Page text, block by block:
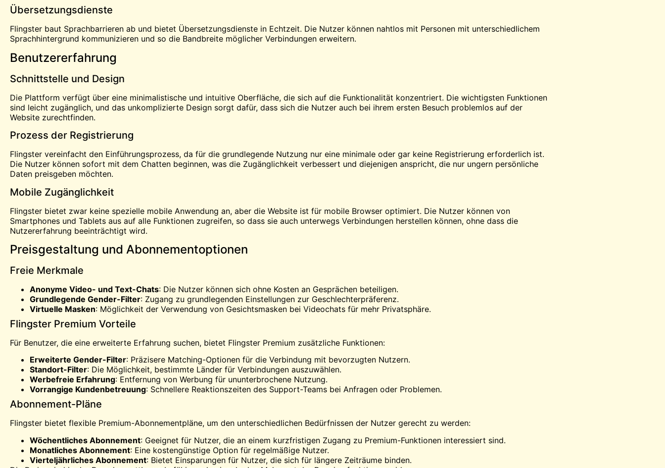
Übersetzungsdienste
Flingster baut Sprachbarrieren ab und bietet Übersetzungsdienste in Echtzeit. Die Nutzer können nahtlos mit Personen mit unterschiedlichem
Sprachhintergrund kommunizieren und so die Bandbreite möglicher Verbindungen erweitern.
Benutzererfahrung
Schnittstelle und Design
Die Plattform verfügt über eine minimalistische und intuitive Oberfläche, die sich auf die Funktionalität konzentriert. Die wichtigsten Funktionen
sind leicht zugänglich, und das unkomplizierte Design sorgt dafür, dass sich die Nutzer auch bei ihrem ersten Besuch problemlos auf der
Website zurechtfinden.
Prozess der Registrierung
Flingster vereinfacht den Einführungsprozess, da für die grundlegende Nutzung nur eine minimale oder gar keine Registrierung erforderlich ist.
Die Nutzer können sofort mit dem Chatten beginnen, was die Zugänglichkeit verbessert und diejenigen anspricht, die nur ungern persönliche
Daten preisgeben möchten.
Mobile Zugänglichkeit
Flingster bietet zwar keine spezielle mobile Anwendung an, aber die Website ist für mobile Browser optimiert. Die Nutzer können von
Smartphones und Tablets aus auf alle Funktionen zugreifen, so dass sie auch unterwegs Verbindungen herstellen können, ohne dass die
Nutzererfahrung beeinträchtigt wird.
Preisgestaltung und Abonnementoptionen
Freie Merkmale
Anonyme Video- und Text-Chats: Die Nutzer können sich ohne Kosten an Gesprächen beteiligen.
Grundlegende Gender-Filter: Zugang zu grundlegenden Einstellungen zur Geschlechterpräferenz.
Virtuelle Masken: Möglichkeit der Verwendung von Gesichtsmasken bei Videochats für mehr Privatsphäre.
Flingster Premium Vorteile
Für Benutzer, die eine erweiterte Erfahrung suchen, bietet Flingster Premium zusätzliche Funktionen:
Erweiterte Gender-Filter: Präzisere Matching-Optionen für die Verbindung mit bevorzugten Nutzern.
Standort-Filter: Die Möglichkeit, bestimmte Länder für Verbindungen auszuwählen.
Werbefreie Erfahrung: Entfernung von Werbung für ununterbrochene Nutzung.
Vorrangige Kundenbetreuung: Schnellere Reaktionszeiten des Support-Teams bei Anfragen oder Problemen.
Abonnement-Pläne
Flingster bietet flexible Premium-Abonnementpläne, um den unterschiedlichen Bedürfnissen der Nutzer gerecht zu werden:
Wöchentliches Abonnement: Geeignet für Nutzer, die an einem kurzfristigen Zugang zu Premium-Funktionen interessiert sind.
Monatliches Abonnement: Eine kostengünstige Option für regelmäßige Nutzer.
Vierteljährliches Abonnement: Bietet Einsparungen für Nutzer, die sich für längere Zeiträume binden.